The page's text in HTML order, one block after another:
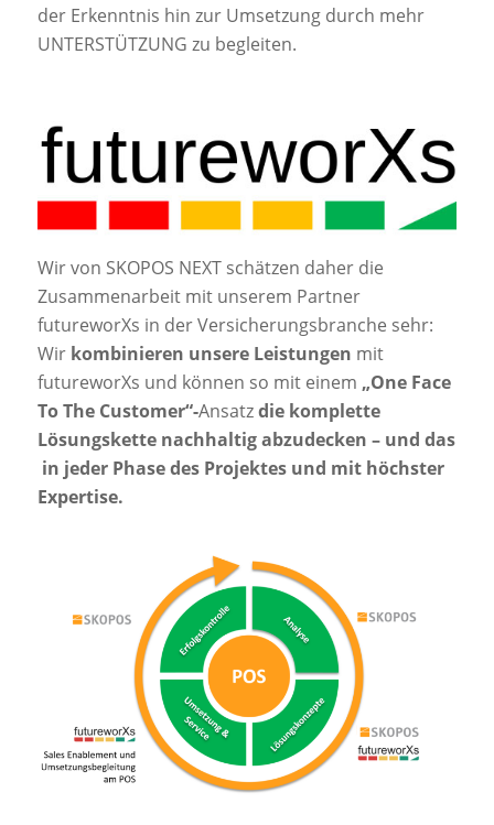
der Erkenntnis hin zur Umsetzung durch mehr
UNTERSTÜTZUNG zu begleiten.
Wir von SKOPOS NEXT schätzen daher die
Zusammenarbeit mit unserem Partner
futureworXs in der Versicherungsbranche sehr:
Wir kombinieren unsere Leistungen mit
futureworXs und können so mit einem „One Face
To The Customer“-Ansatzdie komplette
Lösungskette nachhaltig abzudecken – und das
in jeder Phase des Projektes und mit höchster
Expertise.